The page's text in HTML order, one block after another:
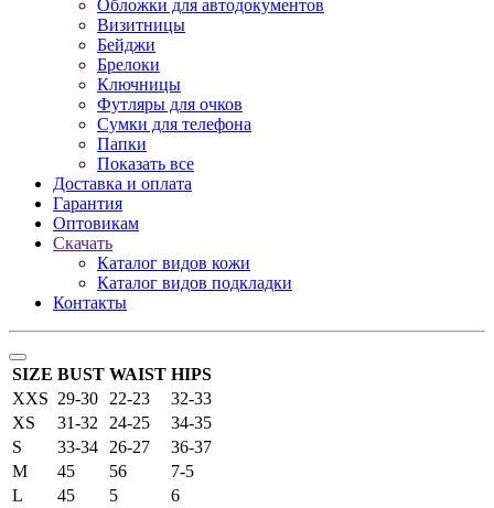
Обложки для автодокументов
Визитницы
Бейджи
Брелоки
Ключницы
Футляры для очков
Сумки для телефона
Папки
Показать все
Доставка и оплата
Гарантия
Оптовикам
Скачать
Каталог видов кожи
Каталог видов подкладки
Контакты
SIZE BUST WAIST HIPS
XXS 29-30 22-23
32-33
XS
31-32 24-25
34-35
S
33-34 26-27
36-37
M
45 56
7-5
L
45 5
6